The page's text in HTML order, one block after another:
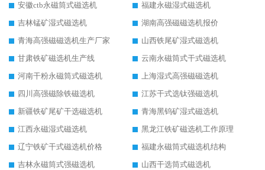
安徽ctb永磁筒式磁选机
福建永磁湿式磁选机
吉林锰矿湿式磁选机
湖南高强磁磁选机报价
青海高强磁磁选机生产厂家
山西铁尾矿湿式磁选机
甘肃铁矿磁选机生产线
云南永磁筒式干式磁选机
河南干粉永磁筒式磁选机
上海湿式高强磁磁选机
四川高强磁除铁磁选机
江苏干式选钛强磁选机
新疆铁矿尾矿干选磁选机
青海黑钨矿湿式磁选机
江西永磁湿式磁选机
黑龙江铁矿磁选机工作原理
辽宁铁矿干式磁选机价格
福建永磁筒式磁选机结构
吉林永磁筒式强磁选机
山西干选筒式磁选机